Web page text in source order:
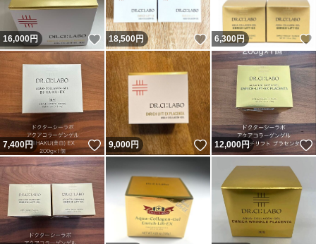
16,000円 いいね！
18,500円 いいね！
6,300円
7,400円 いいね！
9,000円 いいね！
12,000円